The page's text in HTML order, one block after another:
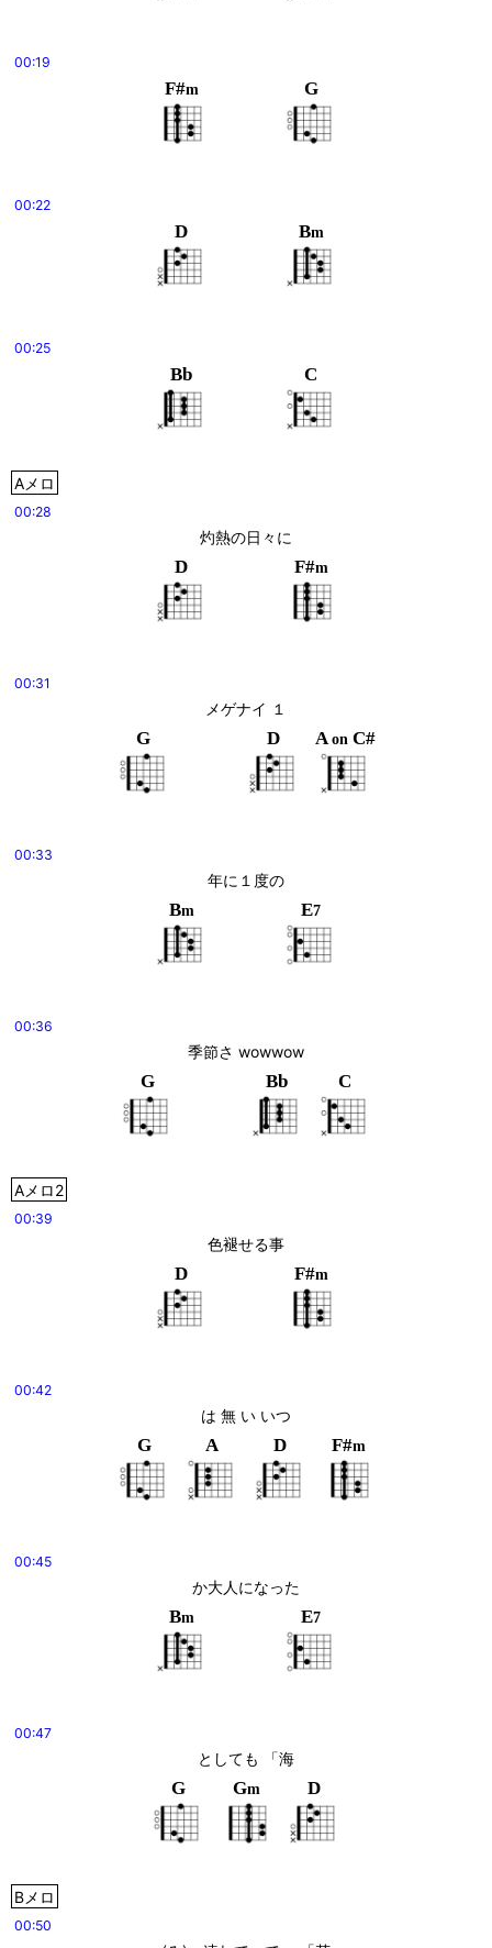
00:19
F#m G
00:22
D Bm
00:25
Bb C
Aメロ
00:28
灼熱の日々に
D F#m
00:31
メゲナイ １
G D A on C#
00:33
年に１度の
Bm E7
00:36
季節さ wowwow
G Bb C
Aメロ2
00:39
色褪せる事
D F#m
00:42
は 無 い いつ
G A D F#m
00:45
か大人になった
Bm E7
00:47
としても 「海
G Gm D
Bメロ
00:50